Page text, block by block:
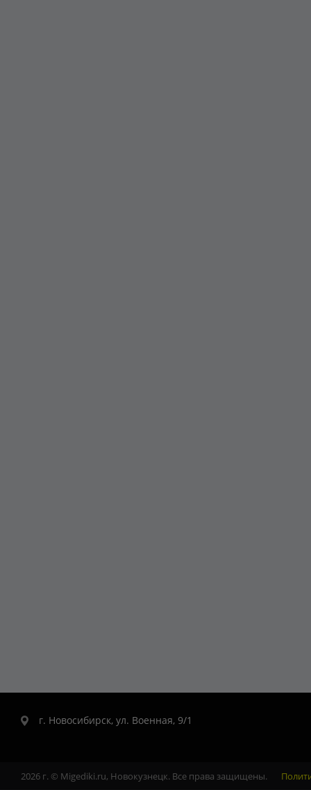
г. Новосибирск, ул. Военная, 9/1
2026 г. © Migediki.ru, Новокузнецк. Все права защищены.